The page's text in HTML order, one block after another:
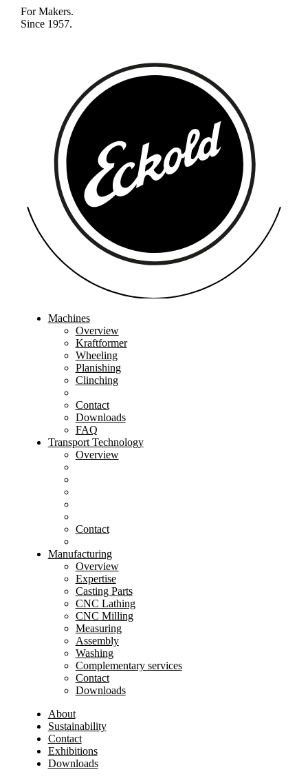
For Makers.
Since 1957.
Machines
Overview
Kraftformer
Wheeling
Planishing
Clinching
Contact
Downloads
FAQ
Transport Technology
Overview
Contact
Manufacturing
Overview
Expertise
Casting Parts
CNC Lathing
CNC Milling
Measuring
Assembly
Washing
Complementary services
Contact
Downloads
About
Sustainability
Contact
Exhibitions
Downloads